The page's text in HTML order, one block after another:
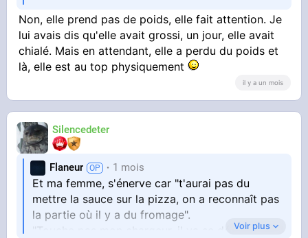
Non, elle prend pas de poids, elle fait attention. Je
lui avais dis qu'elle avait grossi, un jour, elle avait
chialé. Mais en attendant, elle a perdu du poids et
là, elle est au top physiquement
il y a un mois
Silencedeter
Flaneur 1 mois
Et ma femme, s'énerve car "t'aurai pas du
mettre la sauce sur la pizza, on a reconnaît pas
la partie où il y a du fromage".
"Touche pas mon chargeur, il va se déconnecter
Voir plus